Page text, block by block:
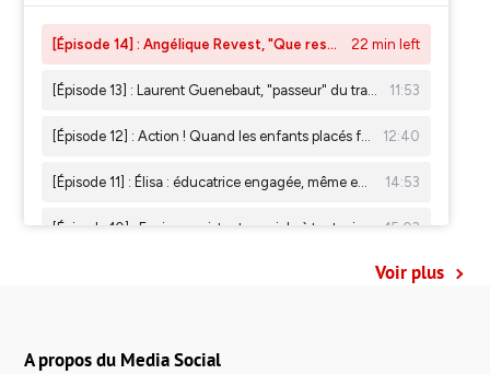
Voir plus
A propos du Media Social